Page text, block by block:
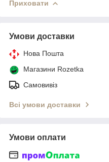
Приховати
Умови доставки
Нова Пошта
Магазини Rozetka
Самовивіз
Всі умови доставки
Умови оплати